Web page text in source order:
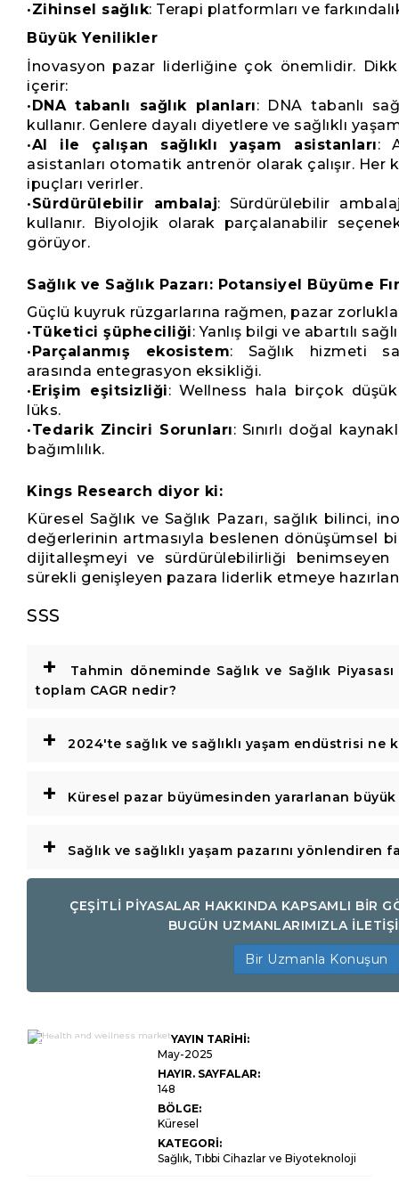
•Zihinsel sağlık: Terapi platformları ve
Büyük Yenilikler
İnovasyon pazar liderliğine çok önemlidir.
içerir:
•DNA tabanlı sağlık planları: DNA tabanlı
kullanır. Genlere dayalı diyetlere ve sağlıklı
•AI ile çalışan sağlıklı yaşam asistanları:
asistanları otomatik antrenör olarak çalışır. Her
ipuçları verirler.
•Sürdürülebilir ambalaj: Sürdürülebilir
kullanır. Biyolojik olarak parçalanabilir
görüyor.
Sağlık ve Sağlık Pazarı: Potansiyel Büyüme
Güçlü kuyruk rüzgarlarına rağmen, pazar
•Tüketici şüpheciliği: Yanlış bilgi ve abartılı
•Parçalanmış ekosistem: Sağlık hizmeti
arasında entegrasyon eksikliği.
•Erişim eşitsizliği: Wellness hala birçok
lüks.
•Tedarik Zinciri Sorunları: Sınırlı doğal
bağımlılık.
Kings Research diyor ki:
Küresel Sağlık ve Sağlık Pazarı, sağlık bilinci,
değerlerinin artmasıyla beslenen dönüşümsel
dijitalleşmeyi ve sürdürülebilirliği
sürekli genişleyen pazara liderlik etmeye
SSS
+
Tahmin döneminde Sağlık ve Sağlık
toplam CAGR nedir?
+ 2024'te sağlık ve sağlıklı yaşam endüstrisi ne
+ Küresel pazar büyümesinden yararlanan
+ Sağlık ve sağlıklı yaşam pazarını yönlendiren
ÇEŞİTLİ PİYASALAR HAKKINDA KAPSAMLI BİR
BUGÜN UZMANLARIMIZLA
Bir Uzmanla Konuşun
Sağlık ve Sağlık
Pazarı Boyutu,
YAYIN TARİHİ:
May-2025
HAYIR. SAYFALAR:
148
BÖLGE:
Küresel
KATEGORİ:
Sağlık, Tıbbi Cihazlar ve Biyoteknoloji